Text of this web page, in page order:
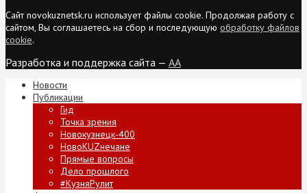
Сайт novokuznetsk.ru использует файлы cookie. Продолжая работу с
сайтом, Вы соглашаетесь на сбор и последующую обработку файлов
cookie.
Разработка и поддержка сайта — AA
Новости
Публикации
Гид
Точка зрения
Новокузнецк-400
НовоKUZнечане
Прямые вопросы
Дело прошлого
#КузняРулит